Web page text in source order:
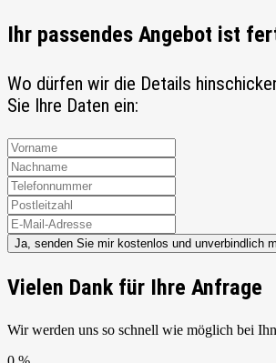
Ihr passendes Angebot ist
Wo dürfen wir die Details
Sie Ihre Daten ein:
Ja, senden Sie mir kostenlos und unverbindlich
Vielen Dank für Ihre Anfrage
Wir werden uns so schnell wie möglich bei